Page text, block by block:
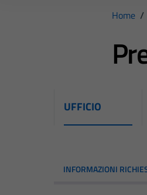
Home /
UFFICIO
INFORMAZIONI